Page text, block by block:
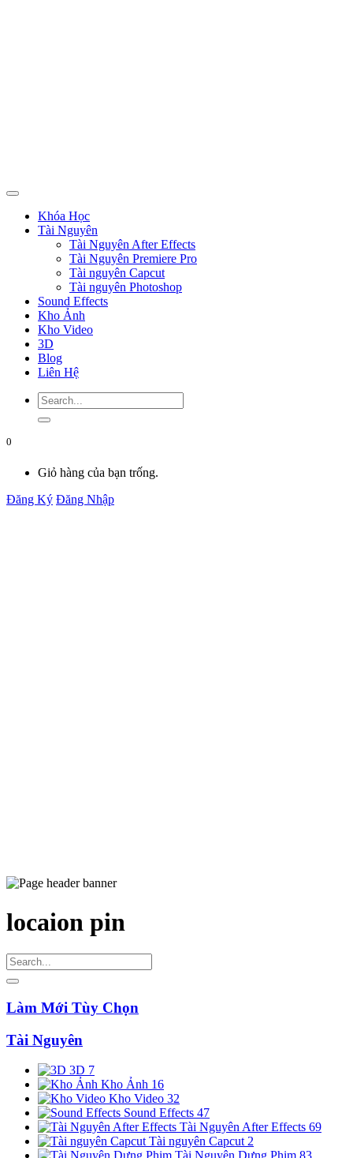
Khóa Học
Tài Nguyên
Tài Nguyên After Effects
Tài Nguyên Premiere Pro
Tài nguyên Capcut
Tài nguyên Photoshop
Sound Effects
Kho Ảnh
Kho Video
3D
Blog
Liên Hệ
0
Giỏ hàng của bạn trống.
Đăng Ký Đăng Nhập
locaion pin
Làm Mới Tùy Chọn
Tài Nguyên
3D 7
Kho Ảnh 16
Kho Video 32
Sound Effects 47
Tài Nguyên After Effects 69
Tài nguyên Capcut 2